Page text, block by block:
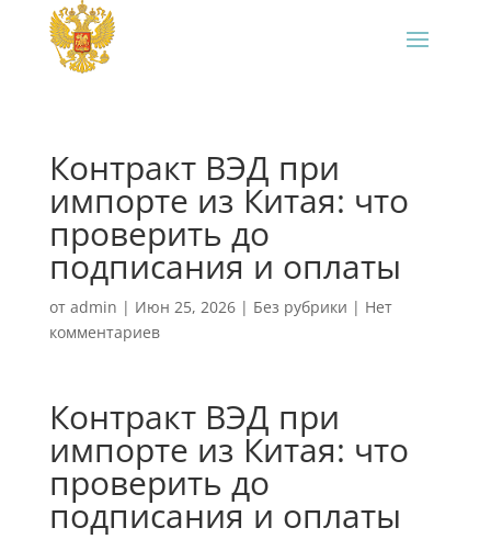
Контракт ВЭД при
импорте из Китая: что
проверить до
подписания и оплаты
от admin | Июн 25, 2026| Без рубрики | Нет
комментариев
Контракт ВЭД при
импорте из Китая: что
проверить до
подписания и оплаты